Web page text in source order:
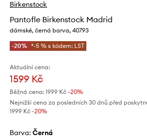
Birkenstock
Pantofle Birkenstock Madrid
dámské, černá barva, 40793
-20% *-5 % s kódem: LST
Aktuální cena:
1599 Kč
Běžná cena: 1999 Kč -20%
Nejnižší cena za posledních 30 dnů před
1999 Kč -20%
Barva: černá